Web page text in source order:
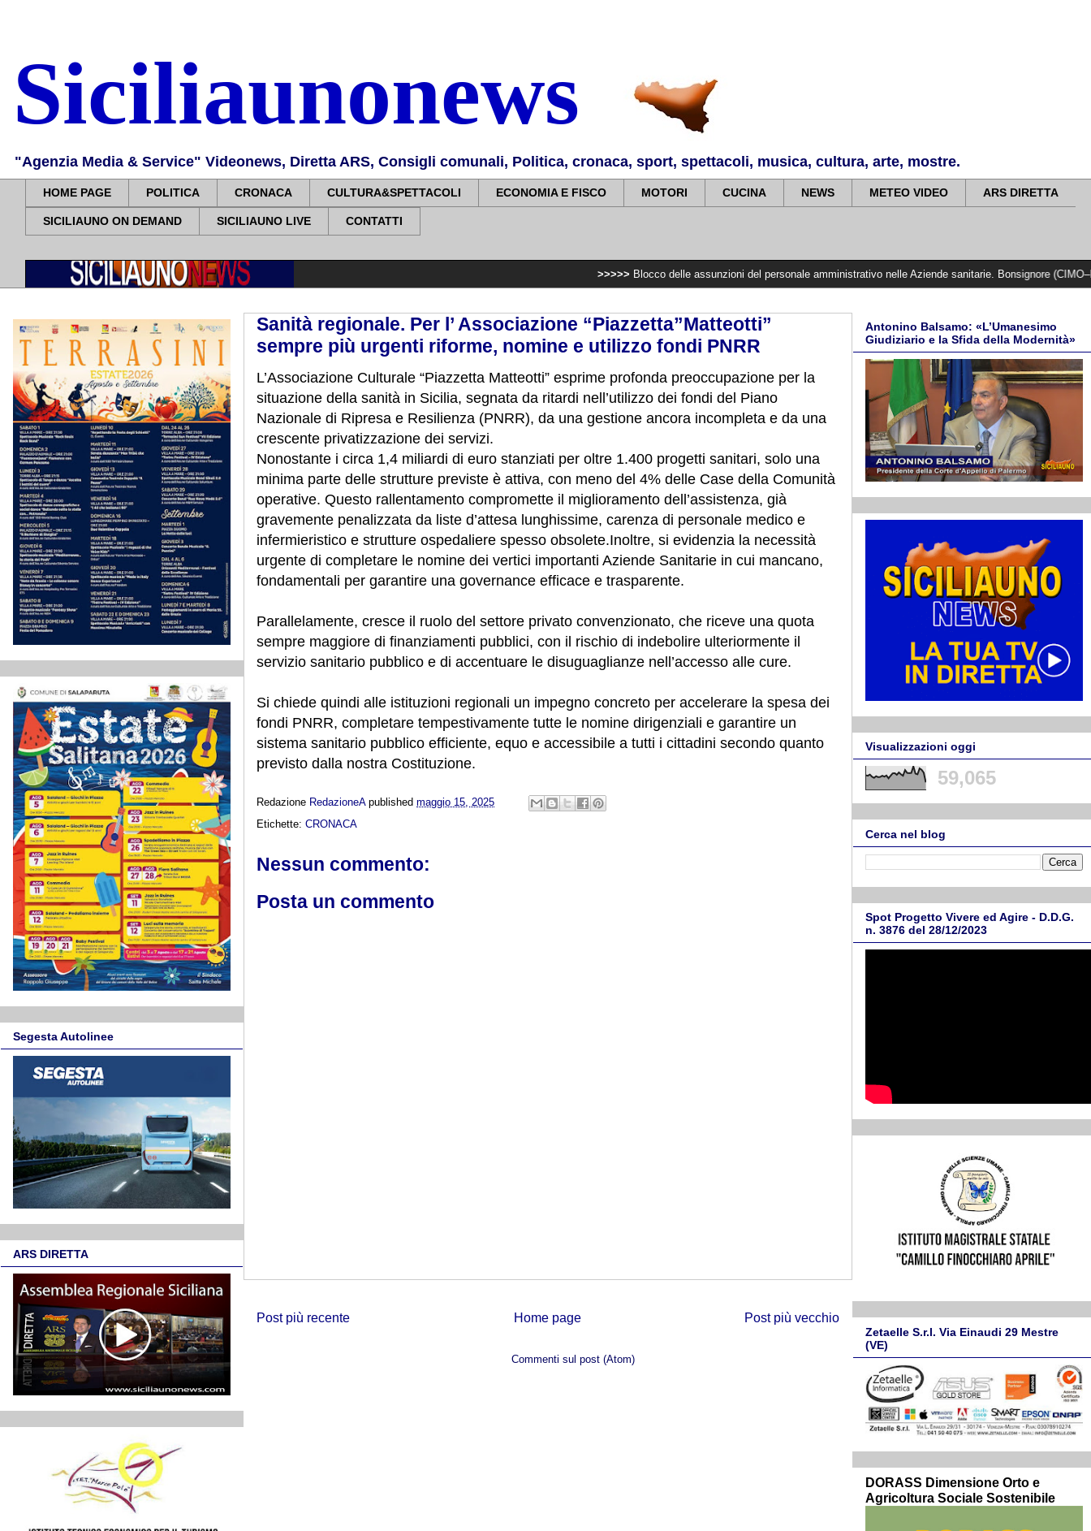
Siciliaunonews
"Agenzia Media & Service" Videonews, Diretta ARS, Consigli comunali, Politica, cronaca, sport, spettacoli, musica, cultura, arte, mostre.
HOME PAGE POLITICA CRONACA CULTURA&SPETTACOLI ECONOMIA E FISCO MOTORI CUCINA NEWS METEO VIDEO ARS DIRETTA
SICILIAUNO ON DEMAND SICILIAUNO LIVE CONTATTI
Blocco delle assunzioni del personale amministrativo nelle Aziende sanitarie. Bonsignore (CIMO–FESMED):
Sanità regionale. Per l’ Associazione “Piazzetta”Matteotti”
sempre più urgenti riforme, nomine e utilizzo fondi PNRR
L’Associazione Culturale “Piazzetta Matteotti” esprime profonda preoccupazione per la
situazione della sanità in Sicilia, segnata da ritardi nell’utilizzo dei fondi del Piano
Nazionale di Ripresa e Resilienza (PNRR), da una gestione ancora incompleta e da una
crescente privatizzazione dei servizi.
Nonostante i circa 1,4 miliardi di euro stanziati per oltre 1.400 progetti sanitari, solo una
minima parte delle strutture previste è attiva, con meno del 4% delle Case della Comunità
operative. Questo rallentamento compromette il miglioramento dell’assistenza, già
gravemente penalizzata da liste d’attesa lunghissime, carenza di personale medico e
infermieristico e strutture ospedaliere spesso obsolete.Inoltre, si evidenzia la necessità
urgente di completare le nomine dei vertici importanti Aziende Sanitarie in cui mancano,
fondamentali per garantire una governance efficace e trasparente.
Parallelamente, cresce il ruolo del settore privato convenzionato, che riceve una quota
sempre maggiore di finanziamenti pubblici, con il rischio di indebolire ulteriormente il
servizio sanitario pubblico e di accentuare le disuguaglianze nell’accesso alle cure.
Si chiede quindi alle istituzioni regionali un impegno concreto per accelerare la spesa dei
fondi PNRR, completare tempestivamente tutte le nomine dirigenziali e garantire un
sistema sanitario pubblico efficiente, equo e accessibile a tutti i cittadini secondo quanto
previsto dalla nostra Costituzione.
Redazione RedazioneA published maggio 15, 2025
Etichette: CRONACA
Nessun commento:
Posta un commento
Post più recente Post più vecchio
Home page
Commenti sul post (Atom)
Segesta Autolinee
ARS DIRETTA
Antonino Balsamo: «L’Umanesimo
Giudiziario e la Sfida della Modernità»
Visualizzazioni oggi
59,065
Cerca nel blog
Spot Progetto Vivere ed Agire - D.D.G.
n. 3876 del 28/12/2023
Zetaelle S.r.l. Via Einaudi 29 Mestre
(VE)
DORASS Dimensione Orto e
Agricoltura Sociale Sostenibile